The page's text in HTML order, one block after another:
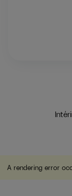
A rendering error